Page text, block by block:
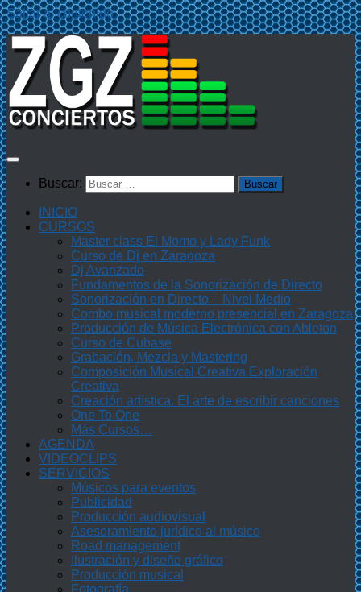
Saltar al contenido
Buscar:
INICIO
CURSOS
Master class El Momo y Lady Funk
Curso de Dj en Zaragoza
Dj Avanzado
Fundamentos de la Sonorización de Directo
Sonorización en Directo – Nivel Medio
Combo musical moderno presencial en Zaragoza
Producción de Música Electrónica con Ableton
Curso de Cubase
Grabación, Mezcla y Mastering
Composición Musical Creativa Exploración
Creativa
Creación artística. El arte de escribir canciones
One To One
Más Cursos…
AGENDA
VIDEOCLIPS
SERVICIOS
Músicos para eventos
Publicidad
Producción audiovisual
Asesoramiento jurídico al músico
Road management
Ilustración y diseño gráfico
Producción musical
Fotografía